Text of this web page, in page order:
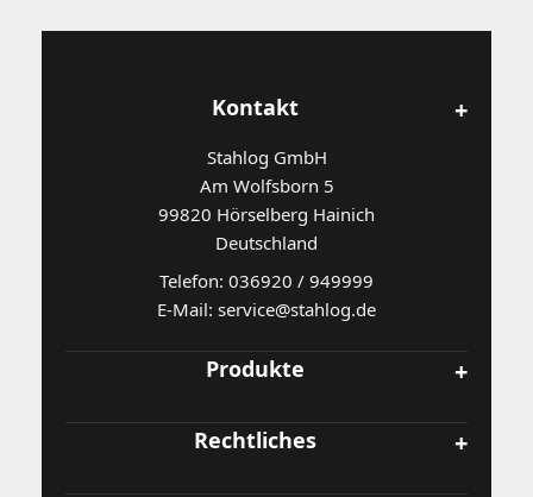
Kontakt
Stahlog GmbH
Am Wolfsborn 5
99820 Hörselberg Hainich
Deutschland
Telefon: 036920 / 949999
E-Mail: service@stahlog.de
Produkte
Rechtliches